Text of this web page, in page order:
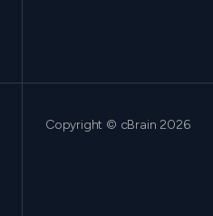
Copyright © cBrain 2026